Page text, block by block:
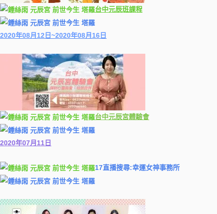
台中元辰班課程
2020年08月12日~2020年08月16日
台中元辰宮體驗會
2020年07月11日
17直播搜尋:幸運女神事務所